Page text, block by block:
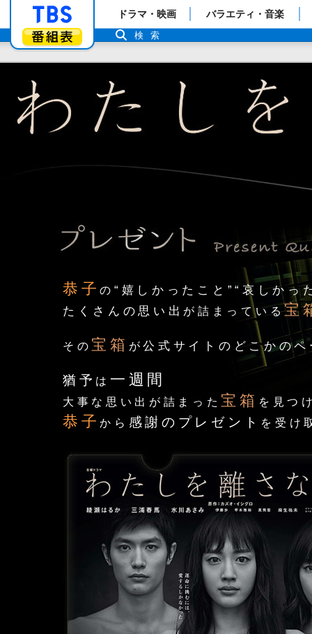
「TBSテレビ」トップページ
番組表
ドラマ・映画 バラエティ・音楽
検索
恭子の“嬉しかったこと”“哀しかっ
たくさんの思い出 が詰まっている宝
その 宝箱 が公式サイトのどこかの
猶予 は 一週間
大事な思い出が詰まった 宝箱 を見つ
恭子から 感謝のプレゼント を受け